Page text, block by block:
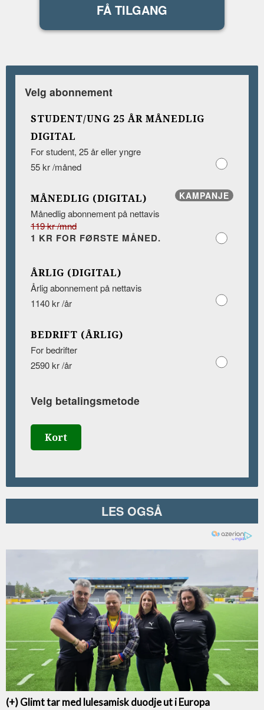
FÅ TILGANG
Velg abonnement
STUDENT/UNG 25 ÅR MÅNEDLIG
DIGITAL
For student, 25 år eller yngre
55 kr /måned
KAMPANJE
MÅNEDLIG (DIGITAL)
Månedlig abonnement på nettavis
119 kr /mnd
1 KR FOR FØRSTE MÅNED.
ÅRLIG (DIGITAL)
Årlig abonnement på nettavis
1140 kr /år
BEDRIFT (ÅRLIG)
For bedrifter
2590 kr /år
Velg betalingsmetode
Kort
LES OGSÅ